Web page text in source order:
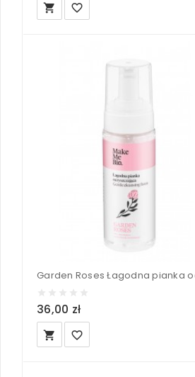
local_grocery_store favorite_border
36,00 zł
local_grocery_store favorite_border